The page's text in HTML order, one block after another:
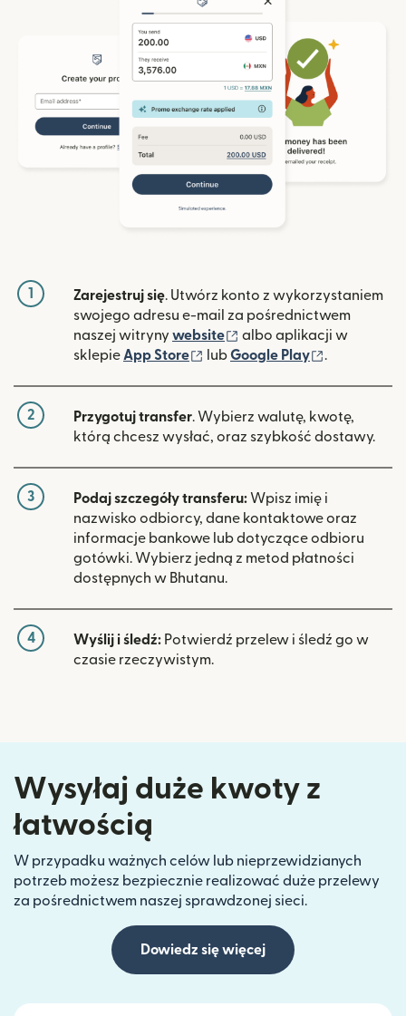
1 Zarejestruj się. Utwórz konto z wykorzystaniem
swojego adresu e-mail za pośrednictwem
naszej witryny website (otwiera się w nowym
albo aplikacji w
sklepie App Store (otwiera się w nowym oknie)
lubGoogle Play .
2 Przygotuj transfer. Wybierz walutę, kwotę,
którą chcesz wysłać, oraz szybkość dostawy.
3 Podaj szczegóły transferu: Wpisz imię i
nazwisko odbiorcy, dane kontaktowe oraz
informacje bankowe lub dotyczące odbioru
gotówki. Wybierz jedną z metod płatności
dostępnych w Bhutanu.
4 Wyślij i śledź: Potwierdź przelew i śledź go w
czasie rzeczywistym.
Wysyłaj duże kwoty z
łatwością
W przypadku ważnych celów lub nieprzewidzianych
potrzeb możesz bezpiecznie realizować duże przelewy
za pośrednictwem naszej sprawdzonej sieci.
Dowiedz się więcej